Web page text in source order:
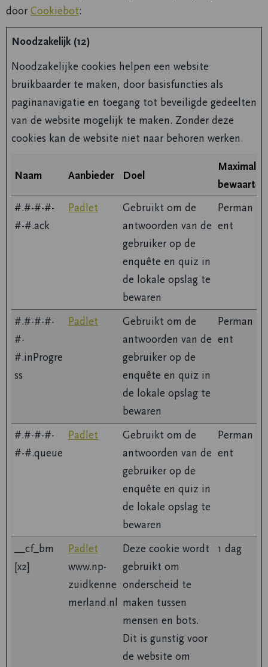
door Cookiebot:
Noodzakelijk (12)
Noodzakelijke cookies helpen een website
bruikbaarder te maken, door basisfuncties als
paginanavigatie en toegang tot beveiligde gedeelten
van de website mogelijk te maken. Zonder deze
cookies kan de website niet naar behoren werken.
Naam Aanbieder Doel
Maximale
#.#-#-#-
#-#.ack
Padlet
Gebruikt om de
antwoorden van de
gebruiker op de
enquête en quiz in
de lokale opslag te
bewaren
Perman
ent
#.#-#-#-
#-
#.inProgre
ss
Padlet
Gebruikt om de
antwoorden van de
gebruiker op de
enquête en quiz in
de lokale opslag te
bewaren
Perman
ent
#.#-#-#-
#-#.queue
Padlet
Gebruikt om de
antwoorden van de
gebruiker op de
enquête en quiz in
de lokale opslag te
bewaren
Perman
ent
__cf_bm
[x2]
Padlet
www.np-
zuidkenne
merland.nl
Deze cookie wordt
gebruikt om
onderscheid te
maken tussen
mensen en bots.
Dit is gunstig voor
de website om
1 dag